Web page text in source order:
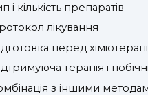
і кількість препаратів
лікування
перед
терапія і
з іншими